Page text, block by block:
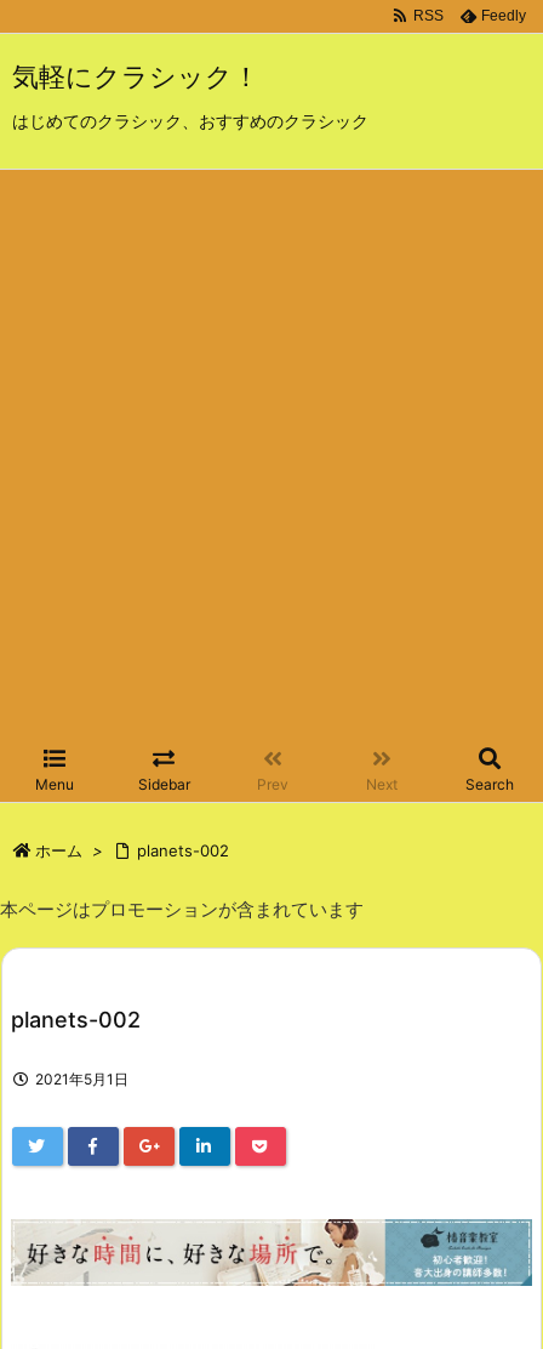
気軽にクラシック！
はじめてのクラシック、おすすめのクラシック
Menu Sidebar Prev Next Search
RSS Feedly
ホーム > planets-002
本ページはプロモーションが含まれています
planets-002
2021年5月1日